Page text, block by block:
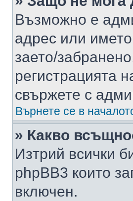
Възможно е
адрес или името
заето/
регистрацията
свържете с
Върнете се в
» Какво
Изтрий всички
phpBB3 които
включен.